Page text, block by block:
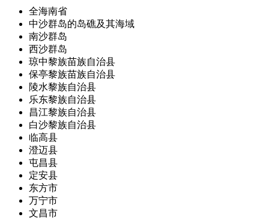
全海南省
中沙群岛的岛礁及其海域
南沙群岛
西沙群岛
琼中黎族苗族自治县
保亭黎族苗族自治县
陵水黎族自治县
乐东黎族自治县
昌江黎族自治县
白沙黎族自治县
临高县
澄迈县
屯昌县
定安县
东方市
万宁市
文昌市